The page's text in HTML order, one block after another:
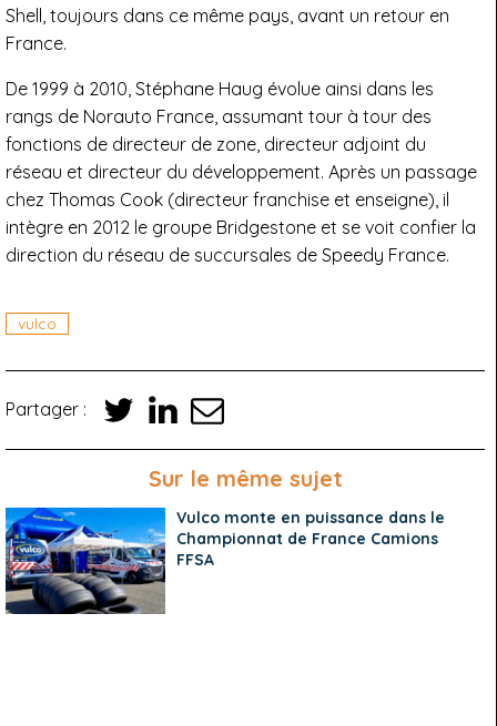
Shell, toujours dans ce même pays, avant un retour en
France.
De 1999 à 2010, Stéphane Haug évolue ainsi dans les
rangs de Norauto France, assumant tour à tour des
fonctions de directeur de zone, directeur adjoint du
réseau et directeur du développement. Après un passage
chez Thomas Cook (directeur franchise et enseigne), il
intègre en 2012 le groupe Bridgestone et se voit confier la
direction du réseau de succursales de Speedy France.
vulco
Partager :
Sur le même sujet
Vulco monte en puissance dans le
Championnat de France Camions
FFSA